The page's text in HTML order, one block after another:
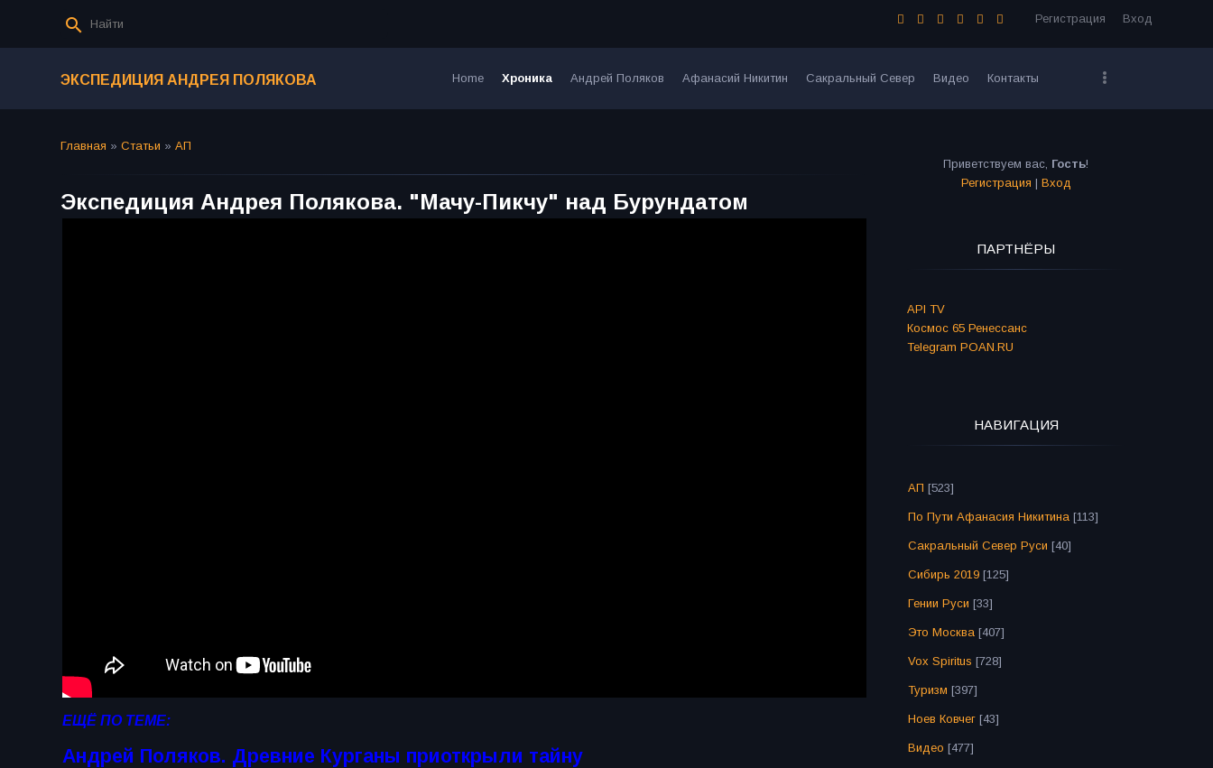
Регистрация Вход
ЭКСПЕДИЦИЯ АНДРЕЯ ПОЛЯКОВА Home Хроника Андрей Поляков Афанасий Никитин Сакральный Север Видео Контакты
Главная » Статьи » АП
Экспедиция Андрея Полякова. "Мачу-Пикчу" над Бурундатом
ЕЩЁ ПО ТЕМЕ:
Андрей Поляков. Древние Курганы приоткрыли тайну
Приветствуем вас, Гость!
Регистрация | Вход
ПАРТНЁРЫ
API TV
Космос 65 Ренессанс
Telegram POAN.RU
НАВИГАЦИЯ
АП [523]
По Пути Афанасия Никитина [113]
Сакральный Север Руси [40]
Сибирь 2019 [125]
Гении Руси [33]
Это Москва [407]
Vox Spiritus [728]
Туризм [397]
Ноев Ковчег [43]
Видео [477]